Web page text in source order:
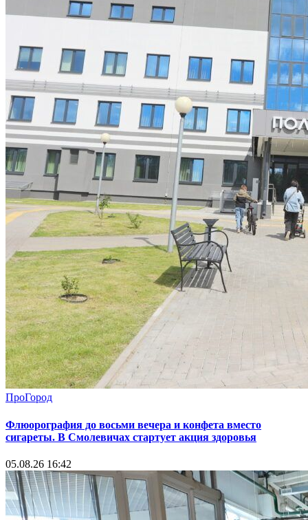
ПроГород
Флюорография до восьми вечера и конфета вместо
сигареты. В Смолевичах стартует акция здоровья
05.08.26 16:42